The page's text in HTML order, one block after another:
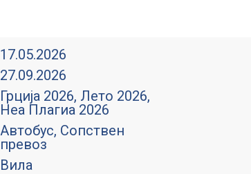
17.05.2026
27.09.2026
Грција 2026, Лето 2026,
Неа Плагиа 2026
Автобус, Сопствен
превоз
Вила